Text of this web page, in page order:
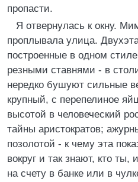
пропасти.
Я отвернулась к окну.
проплывала улица.
построенные в одном
резными ставнями - в
нередко бушуют сильные
крупный, с перепелиное
высотой в человеческий
тайны аристократов;
позолотой - к чему эта
вокруг и так знают, кто ты,
на счету в банке или в